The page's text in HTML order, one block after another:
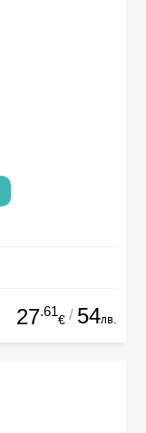
27.61
€ / 54лв.